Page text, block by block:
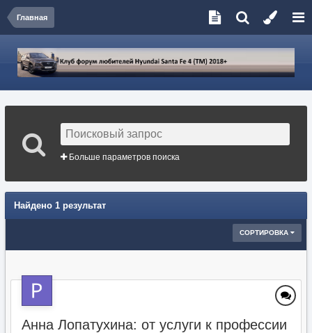
Главная
Больше параметров поиска
Найдено 1 результат
СОРТИРОВКА
Анна Лопатухина: от услуги к профессии